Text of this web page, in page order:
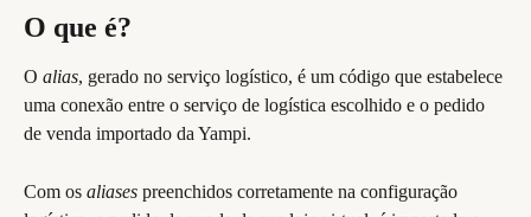
O que é?
O alias, gerado no serviço logístico, é um código que estabelece
uma conexão entre o serviço de logística escolhido e o pedido
de venda importado da Yampi.
Com os aliases preenchidos corretamente na configuração